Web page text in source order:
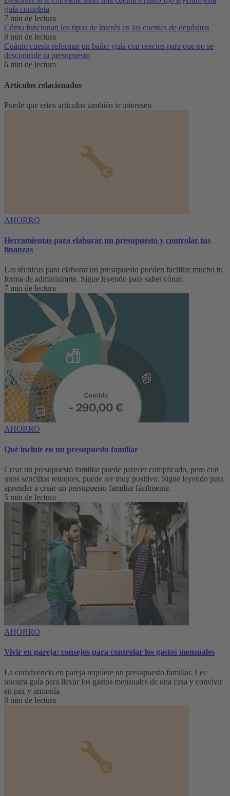
guía completa
7 min de lectura
Cómo funcionan los tipos de interés en las cuentas de depósitos
8 min de lectura
Cuánto cuesta reformar un baño: guía con precios para que no se
descontrole tu presupuesto
6 min de lectura
Artículos relacionados
Puede que estos artículos también te interesen
AHORRO
Herramientas para elaborar un presupuesto y controlar tus
finanzas
Las técnicas para elaborar un presupuesto pueden facilitar mucho tu
forma de administrarte. Sigue leyendo para saber cómo.
7 min de lectura
AHORRO
Qué incluir en un presupuesto familiar
Crear un presupuesto familiar puede parecer complicado, pero con
unos sencillos retoques, puede ser muy positivo. Sigue leyendo para
aprender a crear un presupuesto familiar fácilmente.
5 min de lectura
AHORRO
Vivir en pareja: consejos para controlar los gastos mensuales
La convivencia en pareja requiere un presupuesto familiar. Lee
nuestra guía para llevar los gastos mensuales de una casa y convivir
en paz y armonía.
8 min de lectura